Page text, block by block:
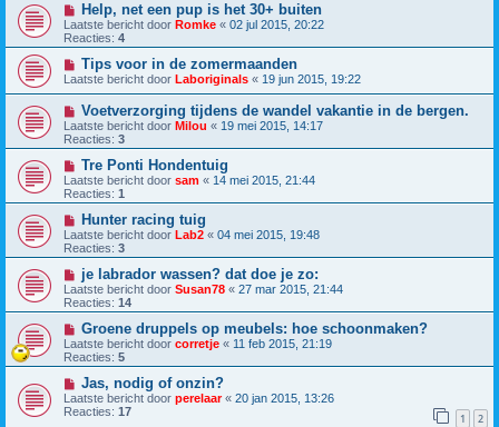
Help, net een pup is het 30+ buiten
Laatste bericht door Romke « 02 jul 2015, 20:22
Reacties: 4
Tips voor in de zomermaanden
Laatste bericht door Laboriginals « 19 jun 2015, 19:22
Voetverzorging tijdens de wandel vakantie in de bergen.
Laatste bericht door Milou « 19 mei 2015, 14:17
Reacties: 3
Tre Ponti Hondentuig
Laatste bericht door sam « 14 mei 2015, 21:44
Reacties: 1
Hunter racing tuig
Laatste bericht door Lab2 « 04 mei 2015, 19:48
Reacties: 3
je labrador wassen? dat doe je zo:
Laatste bericht door Susan78 « 27 mar 2015, 21:44
Reacties: 14
Groene druppels op meubels: hoe schoonmaken?
Laatste bericht door corretje « 11 feb 2015, 21:19
Reacties: 5
Jas, nodig of onzin?
Laatste bericht door perelaar« 20 jan 2015, 13:26
Reacties: 17 1 2